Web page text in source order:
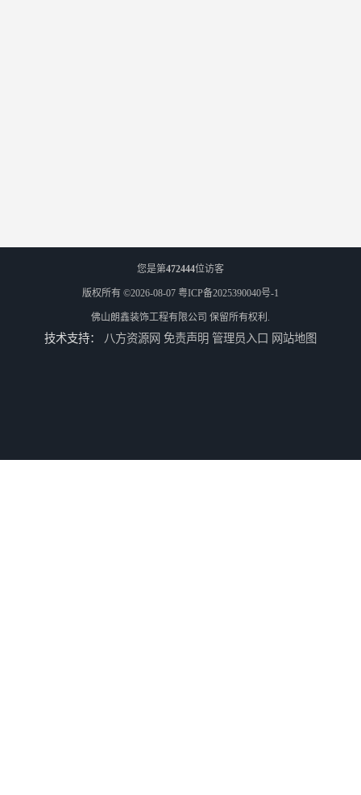
您是第472444位访客
版权所有 ©2026-08-07 粤ICP备2025390040号-1
佛山朗鑫装饰工程有限公司 保留所有权利.
技术支持： 八方资源网 免责声明 管理员入口 网站地图